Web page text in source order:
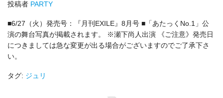
投稿者 PARTY
■6/27（火）発売号：『月刊EXILE』8月号 ■「あたっくNo.1」公
演の舞台写真が掲載されます。 ※瀬下尚人出演 《ご注意》発売日
につきましては急な変更が出る場合がございますのでご了承下さ
い。
タグ: ジュリ